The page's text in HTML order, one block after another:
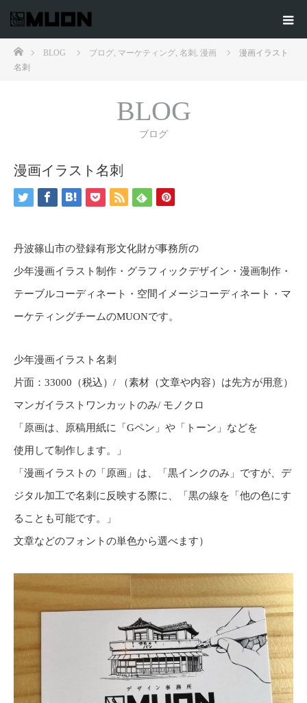
ホームBLOG ブログ, マーケティング, 名刺 , 漫画
漫画イラスト
名刺
BLOG
ブログ
漫画イラスト名刺
丹波篠山市の登録有形文化財が事務所の
少年漫画イラスト制作・グラフィックデザイン・漫画制作・
テーブルコーディネート・空間イメージコーディネート・マ
ーケティングチームのMUONです。
少年漫画イラスト名刺
片面：33000（税込）/ （素材（文章や内容）は先方が用意）
マンガイラストワンカットのみ/ モノクロ
「原画は、原稿用紙に「Gペン」や「トーン」などを
使用して制作します。」
「漫画イラストの「原画」は、「黒インクのみ」ですが、デ
ジタル加工で名刺に反映する際に、「黒の線を「他の色にす
ることも可能です。」
文章などのフォントの単色から選べます）